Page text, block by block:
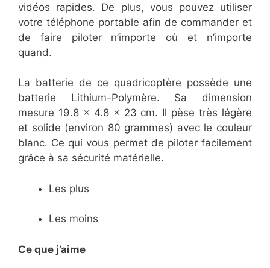
vidéos rapides. De plus, vous pouvez utiliser
votre téléphone portable afin de commander et
de faire piloter n’importe où et n’importe
quand.
La batterie de ce quadricoptère possède une
batterie Lithium-Polymère. Sa dimension
mesure 19.8 x 4.8 x 23 cm. Il pèse très légère
et solide (environ 80 grammes) avec le couleur
blanc. Ce qui vous permet de piloter facilement
grâce à sa sécurité matérielle.
Les plus
Les moins
Ce que j’aime